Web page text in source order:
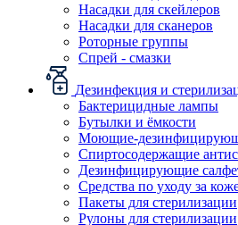
Насадки для скейлеров
Насадки для сканеров
Роторные группы
Спрей - смазки
Дезинфекция и
Бактерицидные лампы
Бутылки и ёмкости
Моющие-
Спиртосодержащие
Дезинфицирующие
Средства по уходу за
Пакеты для стерилизации
Рулоны для стерилизации